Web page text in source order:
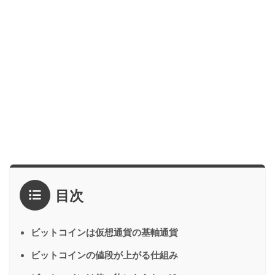
目次
ビットコインは仮想通貨の基軸通貨
ビットコインの値段が上がる仕組み